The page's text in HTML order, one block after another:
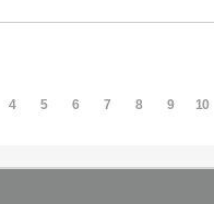
4 5 6 7 8 9 10